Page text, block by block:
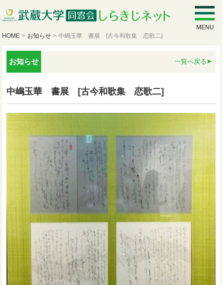
MENU
HOME > お知らせ > 中嶋玉華 書展 [古今和歌集 恋歌二]
お知らせ 一覧へ戻る
中嶋玉華 書展 [古今和歌集 恋歌二]